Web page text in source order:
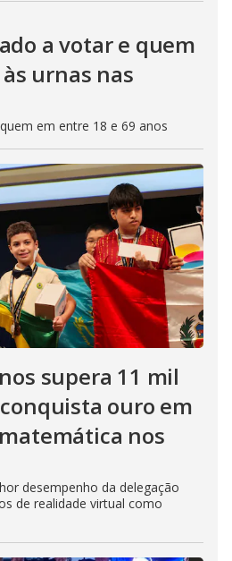
a votar e quem
urnas nas
em entre 18 e 69 anos
supera 11 mil
ouro em
nos
desempenho da delegação
de realidade virtual como